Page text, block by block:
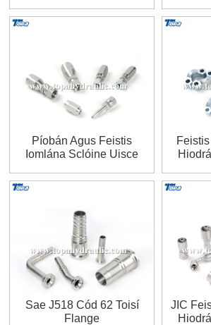
Píobán Agus Feistis
Iomlána Sclóine Uisce
Sae J518 Cód 62 Toisí
Flange
JIC